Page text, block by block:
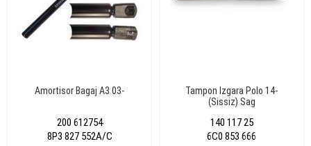
Amortisor Bagaj A3 03-
200 612754
8P3 827 552A/C
Tampon Izgara Polo 14-
(Sissiz) Sag
140 117 25
6C0 853 666